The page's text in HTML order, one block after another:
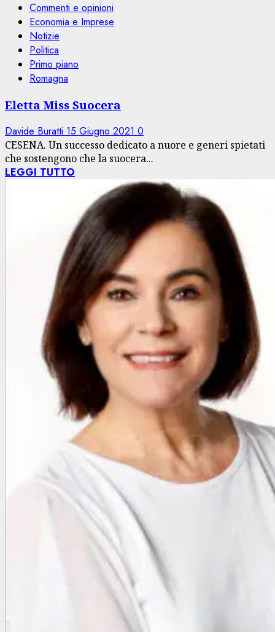
Commenti e opinioni
Economia e Imprese
Notizie
Politica
Primo piano
Romagna
Eletta Miss Suocera
Davide Buratti 15 Giugno 2021 0
CESENA. Un successo dedicato a nuore e generi spietati
che sostengono che la suocera...
LEGGI TUTTO